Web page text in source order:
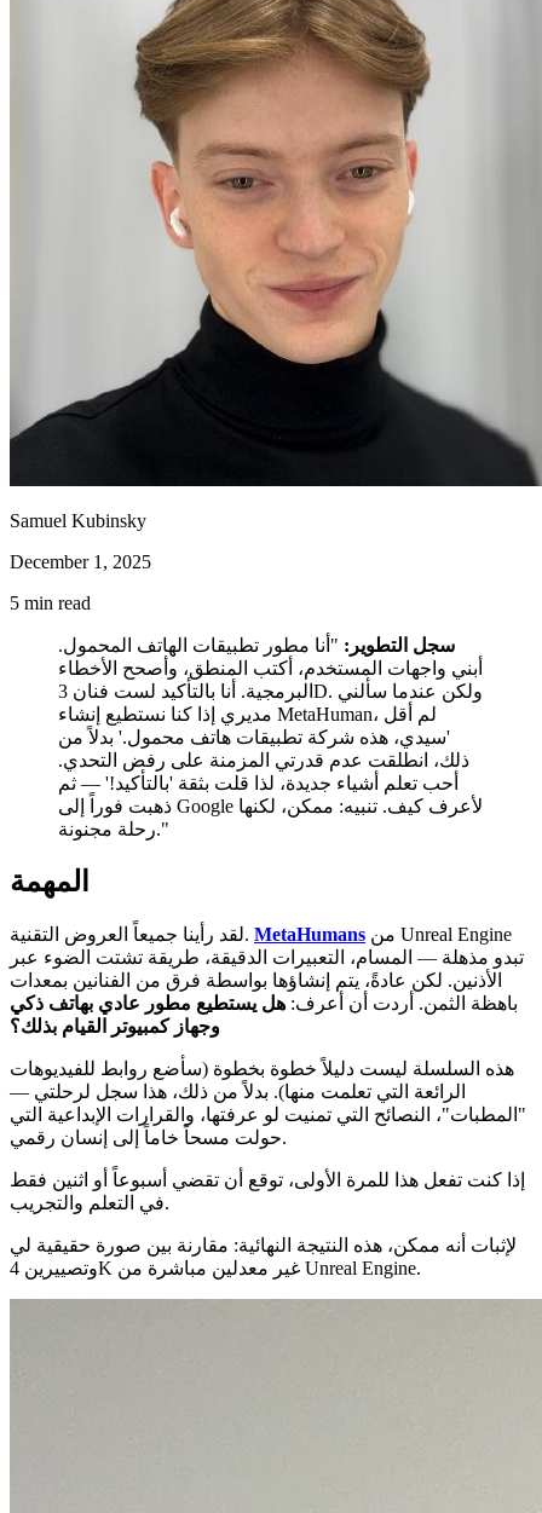
Samuel Kubinsky
December 1, 2025
5 min read
سجل التطوير: "أنا مطور تطبيقات الهاتف المحمول.
أبني واجهات المستخدم، أكتب المنطق، وأصحح الأخطاء
البرمجية. أنا بالتأكيد لست فنان 3D. ولكن عندما سألني
مديري إذا كنا نستطيع إنشاء MetaHuman، لم أقل
'سيدي، هذه شركة تطبيقات هاتف محمول.' بدلاً من
ذلك، انطلقت عدم قدرتي المزمنة على رفض التحدي.
أحب تعلم أشياء جديدة، لذا قلت بثقة 'بالتأكيد!' — ثم
ذهبت فوراً إلى Google لأعرف كيف. تنبيه: ممكن، لكنها
رحلة مجنونة."
المهمة
لقد رأينا جميعاً العروض التقنية. MetaHumans
تبدو مذهلة — المسام، التعبيرات الدقيقة، طريقة تشتت الضوء عبر
الأذنين. لكن عادةً، يتم إنشاؤها بواسطة فرق من الفنانين بمعدات
باهظة الثمن. أردت أن أعرف: هل يستطيع مطور عادي بهاتف ذكي
وجهاز كمبيوتر القيام بذلك؟
هذه السلسلة ليست دليلاً خطوة بخطوة (سأضع روابط للفيديوهات
الرائعة التي تعلمت منها). بدلاً من ذلك، هذا سجل لرحلتي —
"المطبات"، النصائح التي تمنيت لو عرفتها، والقرارات الإبداعية التي
حولت مسحاً خاماً إلى إنسان رقمي.
إذا كنت تفعل هذا للمرة الأولى، توقع أن تقضي أسبوعاً أو اثنين فقط
في التعلم والتجريب.
لإثبات أنه ممكن، هذه النتيجة النهائية: مقارنة بين صورة حقيقية لي
وتصييرين 4K غير معدلين مباشرة من Unreal Engine.